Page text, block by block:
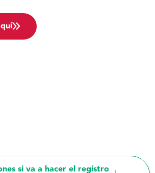
si va a hacer el registro